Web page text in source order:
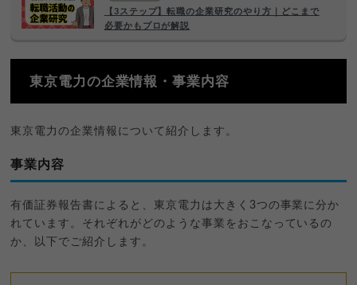
【3ステップ】転職の企業研究のやり方｜どこまで
必要かもプロが解説
東京電力の企業情報・事業内容
東京電力の企業情報について紹介します。
事業内容
有価証券報告書によると、東京電力は大きく3つの事業に分か
れています。それぞれがどのような事業をおこなっているの
か、以下でご紹介します。